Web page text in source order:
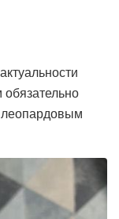
леопардовым